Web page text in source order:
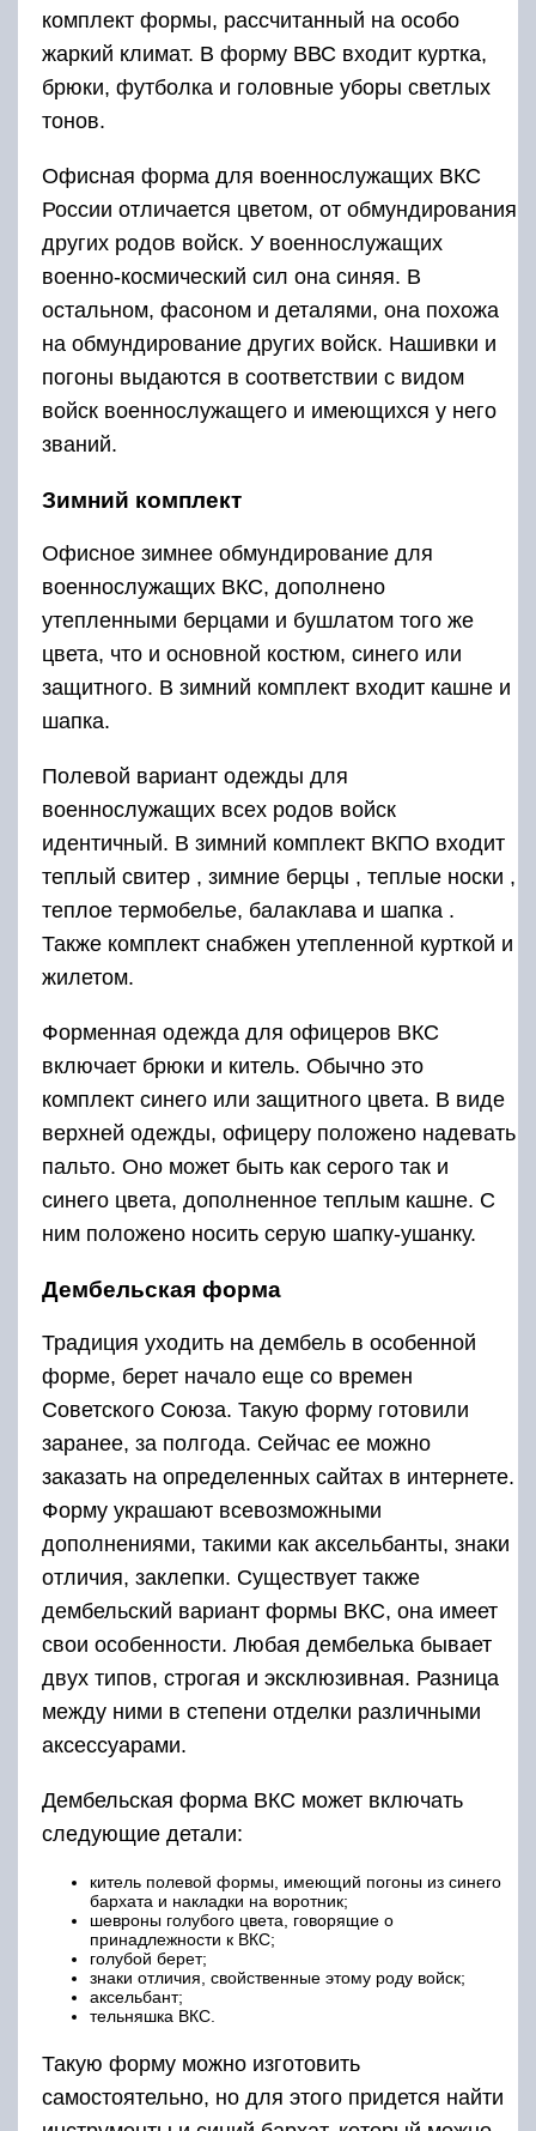
комплект формы, рассчитанный на особо
жаркий климат. В форму ВВС входит куртка,
брюки, футболка и головные уборы светлых
тонов.
Офисная форма для военнослужащих ВКС
России отличается цветом, от обмундирования
других родов войск. У военнослужащих
военно-космический сил она синяя. В
остальном, фасоном и деталями, она похожа
на обмундирование других войск. Нашивки и
погоны выдаются в соответствии с видом
войск военнослужащего и имеющихся у него
званий.
Зимний комплект
Офисное зимнее обмундирование для
военнослужащих ВКС, дополнено
утепленными берцами и бушлатом того же
цвета, что и основной костюм, синего или
защитного. В зимний комплект входит кашне и
шапка.
Полевой вариант одежды для
военнослужащих всех родов войск
идентичный. В зимний комплект ВКПО входит
теплый свитер , зимние берцы , теплые носки ,
теплое термобелье, балаклава и шапка .
Также комплект снабжен утепленной курткой и
жилетом.
Форменная одежда для офицеров ВКС
включает брюки и китель. Обычно это
комплект синего или защитного цвета. В виде
верхней одежды, офицеру положено надевать
пальто. Оно может быть как серого так и
синего цвета, дополненное теплым кашне. С
ним положено носить серую шапку-ушанку.
Дембельская форма
Традиция уходить на дембель в особенной
форме, берет начало еще со времен
Советского Союза. Такую форму готовили
заранее, за полгода. Сейчас ее можно
заказать на определенных сайтах в интернете.
Форму украшают всевозможными
дополнениями, такими как аксельбанты, знаки
отличия, заклепки. Существует также
дембельский вариант формы ВКС, она имеет
свои особенности. Любая дембелька бывает
двух типов, строгая и эксклюзивная. Разница
между ними в степени отделки различными
аксессуарами.
Дембельская форма ВКС может включать
следующие детали:
китель полевой формы, имеющий погоны из синего
бархата и накладки на воротник;
шевроны голубого цвета, говорящие о
принадлежности к ВКС;
голубой берет;
знаки отличия, свойственные этому роду войск;
аксельбант;
тельняшка ВКС.
Такую форму можно изготовить
самостоятельно, но для этого придется найти